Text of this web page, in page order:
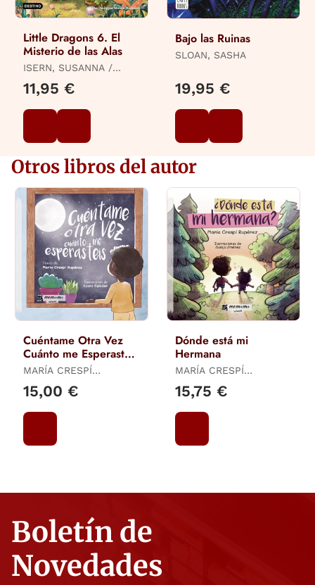
Little Dragons 6. El
Misterio de las Alas
ISERN, SUSANNA /
MACEIRAS SOARES,
MELISA
11,95 €
Bajo las Ruinas
SLOAN, SASHA
19,95 €
Otros libros del autor
Cuéntame Otra Vez
Cuánto me Esperasteis
Tapa Blanda
MARÍA CRESPÍ
RUPÉREZ
15,00 €
Dónde está mi
Hermana
MARÍA CRESPÍ
RUPÉREZ
15,75 €
Boletín de
Novedades